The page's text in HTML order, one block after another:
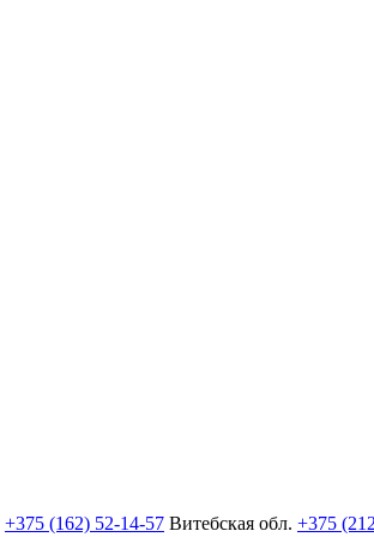
+375 (162) 52-14-57 Витебская обл. +375